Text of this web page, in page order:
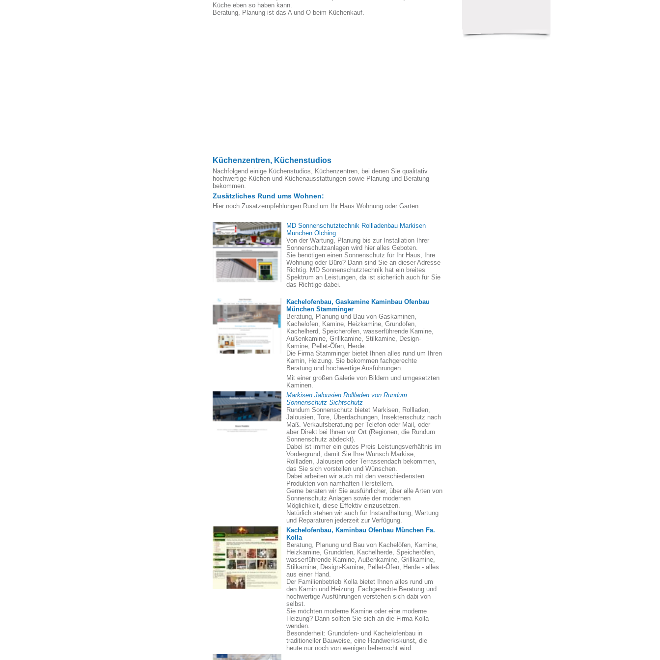
Küche eben so haben kann.
Beratung, Planung ist das A und O beim Küchenkauf.
Küchenzentren, Küchenstudios
Nachfolgend einige Küchenstudios, Küchenzentren, bei denen Sie qualitativ
hochwertige Küchen und Küchenausstattungen sowie Planung und Beratung
bekommen.
Zusätzliches Rund ums Wohnen:
Hier noch Zusatzempfehlungen Rund um Ihr Haus Wohnung oder Garten:
MD Sonnenschutztechnik Rollladenbau Markisen
München Olching
Von der Wartung, Planung bis zur Installation Ihrer
Sonnenschutzanlagen wird hier alles Geboten.
Sie benötigen einen Sonnenschutz für Ihr Haus, Ihre
Wohnung oder Büro? Dann sind Sie an dieser Adresse
Richtig. MD Sonnenschutztechnik hat ein breites
Spektrum an Leistungen, da ist sicherlich auch für Sie
das Richtige dabei.
Kachelofenbau, Gaskamine Kaminbau Ofenbau
München Stamminger
Beratung, Planung und Bau von Gaskaminen,
Kachelofen, Kamine, Heizkamine, Grundofen,
Kachelherd, Speicherofen, wasserführende Kamine,
Außenkamine, Grillkamine, Stilkamine, Design-
Kamine, Pellet-Öfen, Herde.
Die Firma Stamminger bietet Ihnen alles rund um Ihren
Kamin, Heizung. Sie bekommen fachgerechte
Beratung und hochwertige Ausführungen.
Mit einer großen Galerie von Bildern und umgesetzten
Kaminen.
Markisen Jalousien Rollladen von Rundum
Sonnenschutz Sichtschutz
Rundum Sonnenschutz bietet Markisen, Rollladen,
Jalousien, Tore, Überdachungen, Insektenschutz nach
Maß. Verkaufsberatung per Telefon oder Mail, oder
aber Direkt bei Ihnen vor Ort (Regionen, die Rundum
Sonnenschutz abdeckt).
Dabei ist immer ein gutes Preis Leistungsverhältnis im
Vordergrund, damit Sie Ihre Wunsch Markise,
Rollladen, Jalousien oder Terrassendach bekommen,
das Sie sich vorstellen und Wünschen.
Dabei arbeiten wir auch mit den verschiedensten
Produkten von namhaften Herstellern.
Gerne beraten wir Sie ausführlicher, über alle Arten von
Sonnenschutz Anlagen sowie der modernen
Möglichkeit, diese Effektiv einzusetzen.
Natürlich stehen wir auch für Instandhaltung, Wartung
und Reparaturen jederzeit zur Verfügung.
Kachelofenbau, Kaminbau Ofenbau München Fa.
Kolla
Beratung, Planung und Bau von Kachelöfen, Kamine,
Heizkamine, Grundöfen, Kachelherde, Speicheröfen,
wasserführende Kamine, Außenkamine, Grillkamine,
Stilkamine, Design-Kamine, Pellet-Öfen, Herde - alles
aus einer Hand.
Der Familienbetrieb Kolla bietet Ihnen alles rund um
den Kamin und Heizung. Fachgerechte Beratung und
hochwertige Ausführungen verstehen sich dabi von
selbst.
Sie möchten moderne Kamine oder eine moderne
Heizung? Dann sollten Sie sich an die Firma Kolla
wenden.
Besonderheit: Grundofen- und Kachelofenbau in
traditioneller Bauweise, eine Handwerkskunst, die
heute nur noch von wenigen beherrscht wird.